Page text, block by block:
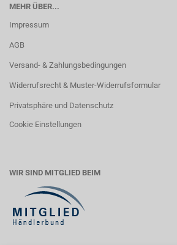
MEHR ÜBER...
Impressum
AGB
Versand- & Zahlungsbedingungen
Widerrufsrecht & Muster-Widerrufsformular
Privatsphäre und Datenschutz
Cookie Einstellungen
WIR SIND MITGLIED BEIM